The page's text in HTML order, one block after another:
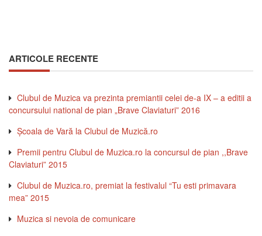
ARTICOLE RECENTE
Clubul de Muzica va prezinta premiantii celei de-a IX – a editii a
concursului national de pian „Brave Claviaturi” 2016
Şcoala de Vară la Clubul de Muzică.ro
Premii pentru Clubul de Muzica.ro la concursul de pian ,,Brave
Claviaturi” 2015
Clubul de Muzica.ro, premiat la festivalul “Tu esti primavara
mea” 2015
Muzica si nevoia de comunicare